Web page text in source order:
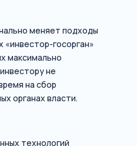
меняет подходы
госорган»
максимально
не
на сбор
органах власти.
технологий